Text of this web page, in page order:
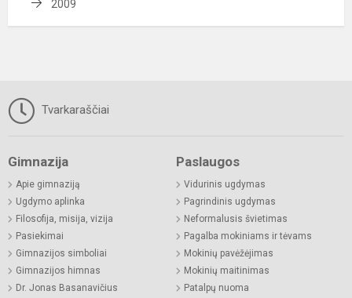
2009
Tvarkaraščiai
Gimnazija
Apie gimnaziją
Ugdymo aplinka
Filosofija, misija, vizija
Pasiekimai
Gimnazijos simboliai
Gimnazijos himnas
Dr. Jonas Basanavičius
Paslaugos
Vidurinis ugdymas
Pagrindinis ugdymas
Neformalusis švietimas
Pagalba mokiniams ir tėvams
Mokinių pavėžėjimas
Mokinių maitinimas
Patalpų nuoma